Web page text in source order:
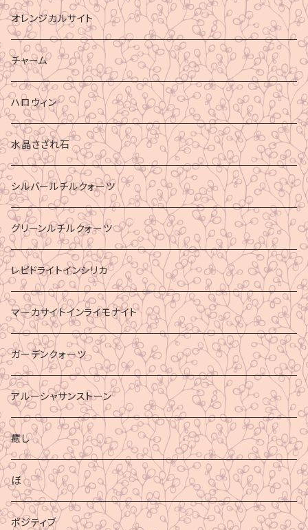
オレンジカルサイト
チャーム
ハロウィン
水晶さざれ石
シルバールチルクォーツ
グリーンルチルクォーツ
レピドライトインシリカ
マーカサイトインライモナイト
ガーデンクォーツ
アルーシャサンストーン
癒し
ぼ
ポジティブ